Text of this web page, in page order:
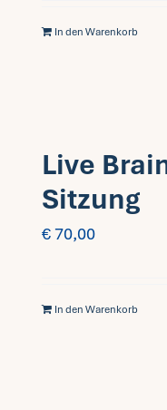
In den Warenkorb
Live
Sitzung
€70,00
In den Warenkorb